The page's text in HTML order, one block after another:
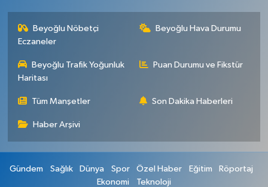
Beyoğlu Nöbetçi
Eczaneler
Beyoğlu Hava Durumu
Beyoğlu Trafik Yoğunluk
Haritası
Puan Durumu ve Fikstür
Tüm Manşetler Son Dakika Haberleri
Haber Arşivi
Gündem Sağlık Dünya Spor Özel Haber Eğitim
Röportaj
Ekonomi
Teknoloji